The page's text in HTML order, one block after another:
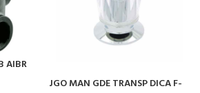
AIBR
JGO MAN GDE TRANSP DICA F-